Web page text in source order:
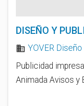
DISEÑO Y
business YOVER
Publicidad
Animada Avisos y